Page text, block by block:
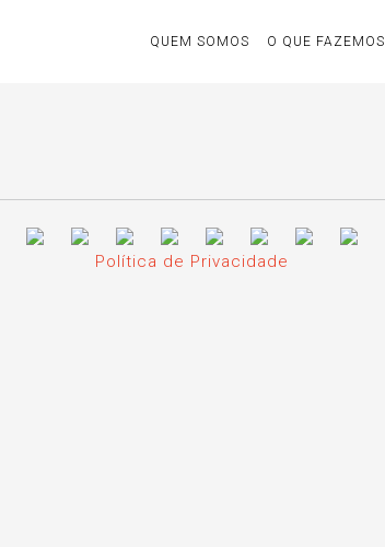
QUEM SOMOS O QUE FAZEMOS
Política de Privacidade